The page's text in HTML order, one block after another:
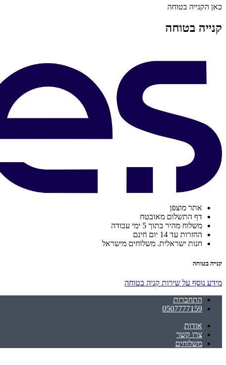
כאן הקנייה בטוחה
קנייה בטוחה
אתר מוצפן
דף התשלום מאובטח
משלוח מהיר בתוך 5 ימי עבודה
החזרות עד 14 יום חינם
חנות ישראלית. משלוחים מישראל
קנייה בטוחה
מידע נוסף על שירות קניה בטוחה
התחברות
0507777159
אודות
צרו קשר
משלוחים